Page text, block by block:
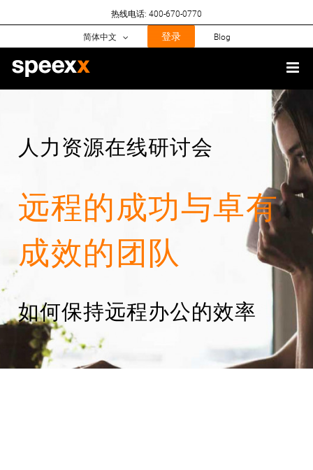
to
热线电话: 400-670-0770
简体中文 登录 Blog
人力资源在线研讨会
远程的成功与卓有
成效的团队
如何保持远程办公的效率